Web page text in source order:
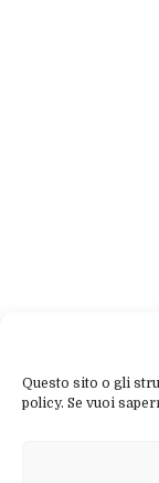
Questo sito o gli
policy. Se vuoi